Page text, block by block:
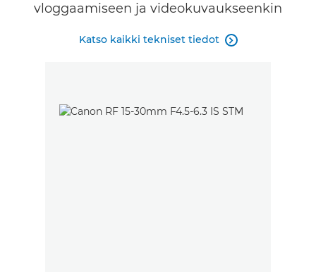
ETSI JÄLLEENMYYJÄ
vloggaamiseen ja videokuvaukseenkin
Katso kaikki tekniset tiedot 